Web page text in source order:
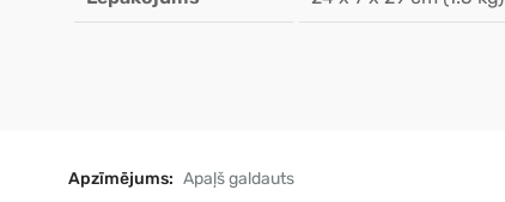
Apzīmējums: Apaļš galdauts